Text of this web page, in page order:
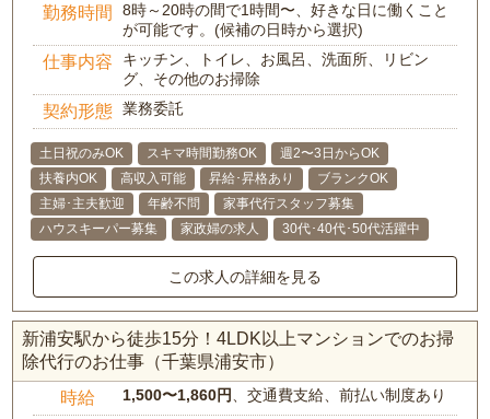
勤務時間
8時～20時の間で1時間〜、好きな日に働くこと
が可能です。(候補の日時から選択)
仕事内容
キッチン、トイレ、お風呂、洗面所、リビン
グ、その他のお掃除
契約形態 業務委託
土日祝のみOK スキマ時間勤務OK
週2〜3日からOK
扶養内OK
高収入可能 昇給･昇格あり
ブランクOK
主婦･主夫歓迎
年齢不問
家事代行スタッフ募集
ハウスキーパー募集
家政婦の求人 30代･40代･50代活躍中
この求人の詳細を見る
新浦安駅から徒歩15分！4LDK以上マンションでのお掃
除代行のお仕事（千葉県浦安市）
時給 1,500〜1,860円、交通費支給、前払い制度あり